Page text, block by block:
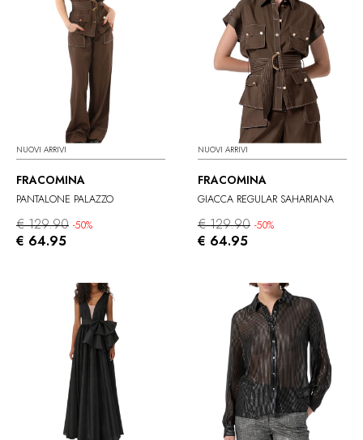
NUOVI ARRIVI
FRACOMINA
PANTALONE PALAZZO
€ 129.90 -50%
€ 64.95
NUOVI ARRIVI
FRACOMINA
GIACCA REGULAR SAHARIANA
€ 129.90 -50%
€ 64.95